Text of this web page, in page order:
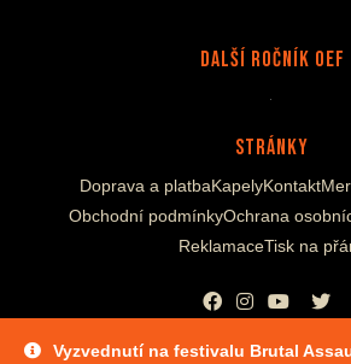
Další Ročník OEF
Stránky
Doprava a platbaKapelyKontakt
Obchodní podmínkyOchrana
ReklamaceTisk na
Vyzvednutí na festivalu Brutal